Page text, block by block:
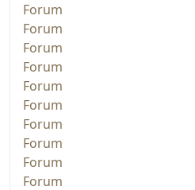
Forum
Forum
Forum
Forum
Forum
Forum
Forum
Forum
Forum
Forum